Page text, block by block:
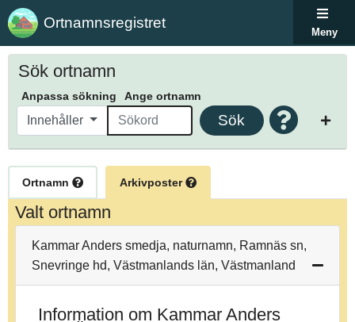
Ortnamnsregistret
Meny
Sök ortnamn
Anpassa sökning Ange ortnamn
Innehåller Sök
Ortnamn Arkivposter
Valt ortnamn
Kammar Anders smedja, naturnamn, Ramnäs sn,
Snevringe hd, Västmanlands län, Västmanland
Information om Kammar Anders